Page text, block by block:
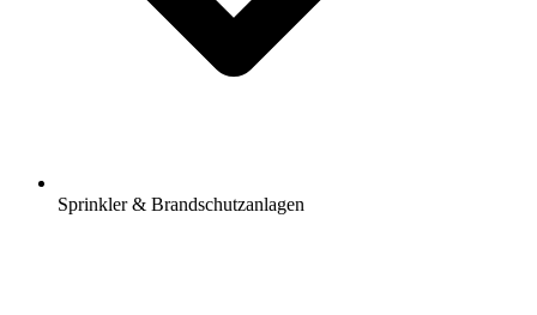
Sprinkler & Brandschutzanlagen